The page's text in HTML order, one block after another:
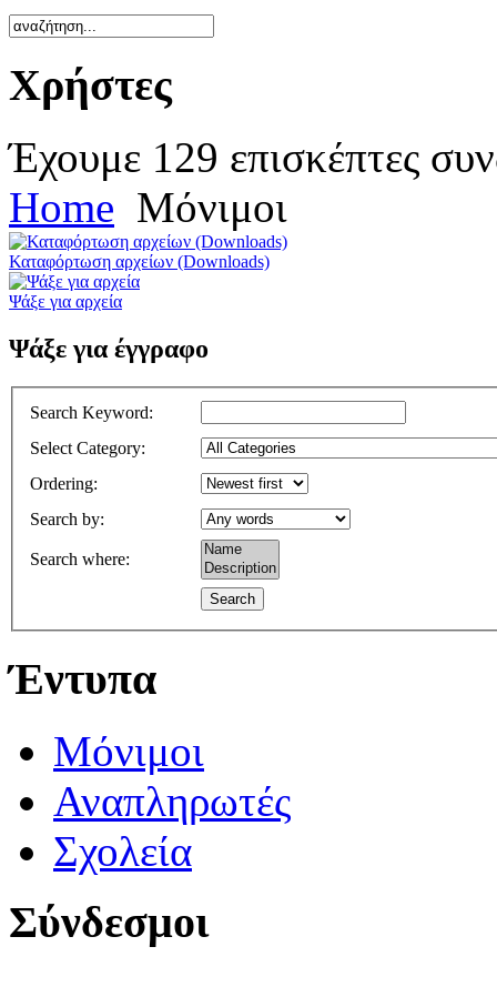
Χρήστες
Έχουμε 129 επισκέπτες
Home Μόνιμοι
Καταφόρτωση αρχείων (Downloads)
Ψάξε για αρχεία
Ψάξε για έγγραφο
Search Keyword:
Select Category:
Ordering:
Search by:
Search where:
Έντυπα
Μόνιμοι
Αναπληρωτές
Σχολεία
Σύνδεσμοι